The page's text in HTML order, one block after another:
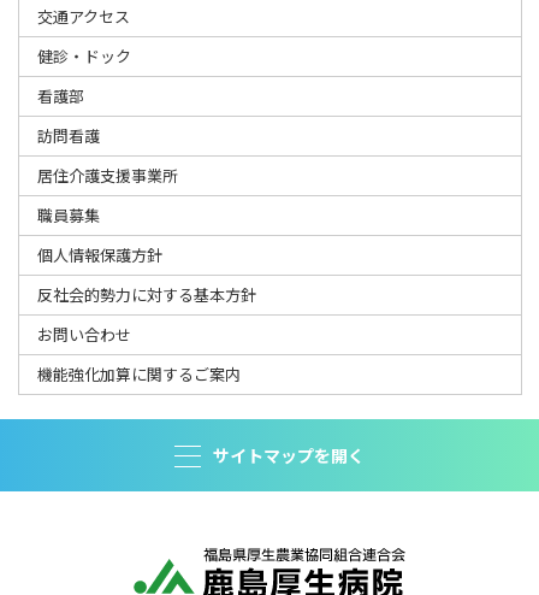
交通アクセス
健診・ドック
看護部
訪問看護
居住介護支援事業所
職員募集
個人情報保護方針
反社会的勢力に対する基本方針
お問い合わせ
機能強化加算に関するご案内
サイトマップを開く